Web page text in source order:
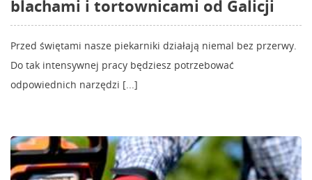
blachami i tortownicami od Galicji
Przed świętami nasze piekarniki działają niemal bez przerwy.
Do tak intensywnej pracy będziesz potrzebować
odpowiednich narzędzi [...]